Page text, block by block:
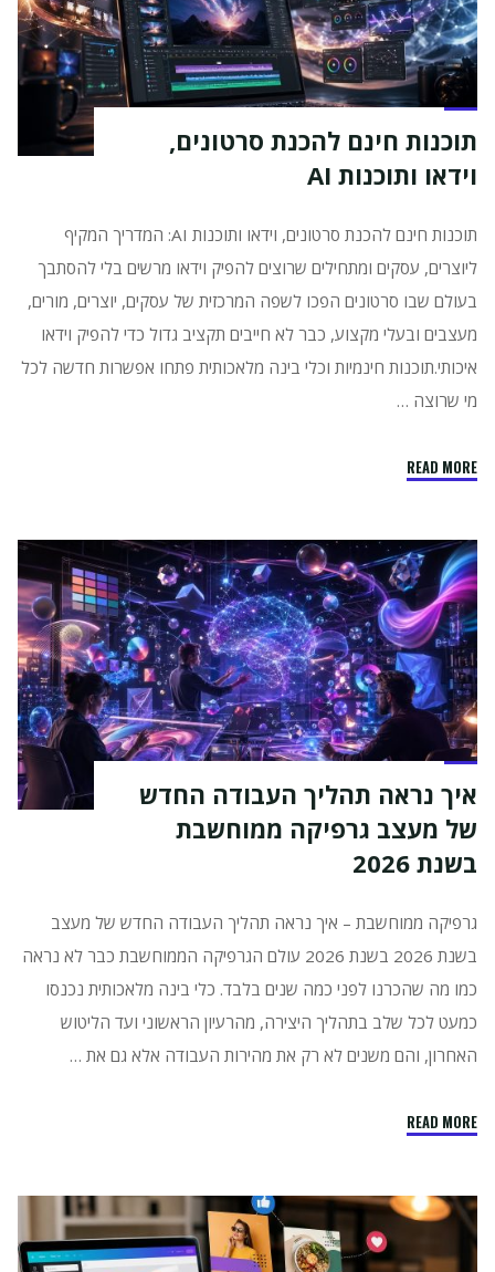
לאירועים,
הזמנה
לחתונה
דיגיטליות
בעזרת
AI"
תוכנות חינם להכנת סרטונים,
וידאו ותוכנות AI
תוכנות חינם להכנת סרטונים, וידאו ותוכנות AI: המדריך המקיף
ליוצרים, עסקים ומתחילים שרוצים להפיק וידאו מרשים בלי להסתבך
בעולם שבו סרטונים הפכו לשפה המרכזית של עסקים, יוצרים, מורים,
מעצבים ובעלי מקצוע, כבר לא חייבים תקציב גדול כדי להפיק וידאו
איכותי.תוכנות חינמיות וכלי בינה מלאכותית פתחו אפשרות חדשה לכל
מי שרוצה …
READ MORE
סרטונים,
וידאו
ותוכנות
AI"
איך נראה תהליך העבודה החדש
של מעצב גרפיקה ממוחשבת
בשנת 2026
גרפיקה ממוחשבת – איך נראה תהליך העבודה החדש של מעצב
בשנת 2026 בשנת 2026 עולם הגרפיקה הממוחשבת כבר לא נראה
כמו מה שהכרנו לפני כמה שנים בלבד. כלי בינה מלאכותית נכנסו
כמעט לכל שלב בתהליך היצירה, מהרעיון הראשוני ועד הליטוש
האחרון, והם משנים לא רק את מהירות העבודה אלא גם את …
READ MORE
העבודה
החדש
של